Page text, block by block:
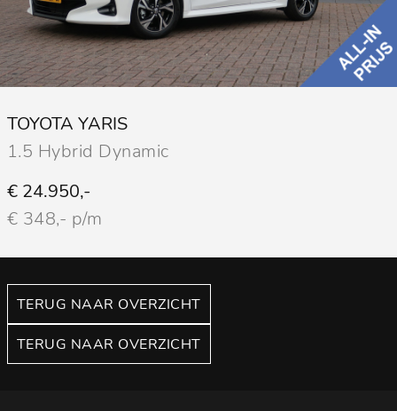
TOYOTA YARIS
1.5 Hybrid Dynamic
€ 24.950,-
€ 348,- p/m
TERUG NAAR OVERZICHT
TERUG NAAR OVERZICHT